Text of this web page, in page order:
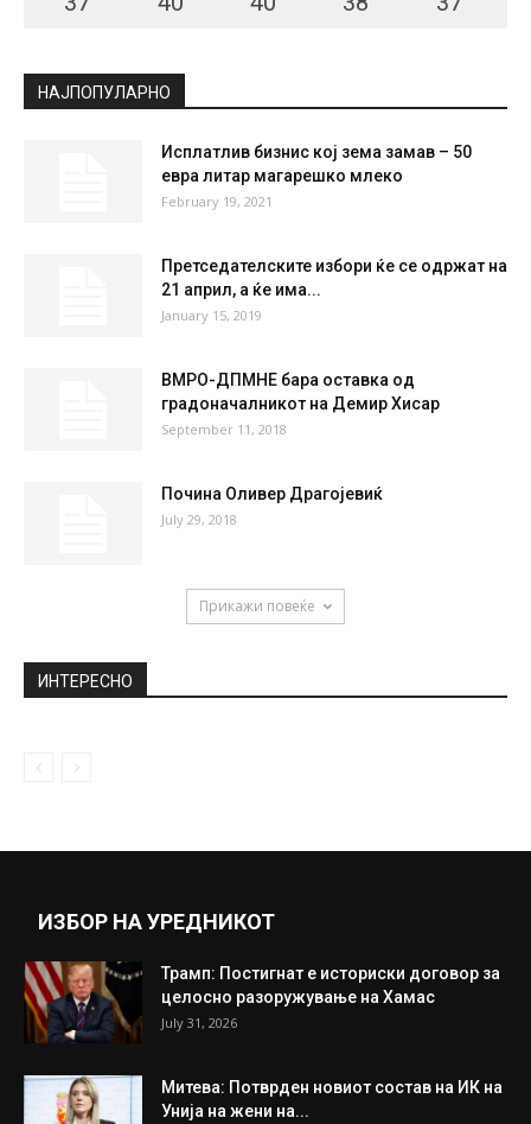
НАЈПОПУЛАРНО
Исплатлив бизнис кој зема замав – 50
евра литар магарешко млеко
February 19, 2021
Претседателските избори ќе се одржат на
21 април, а ќе има...
January 15, 2019
ВМРО-ДПМНЕ бара оставка од
градоначалникот на Демир Хисар
September 11, 2018
Почина Оливер Драгојевиќ
July 29, 2018
Прикажи повеќе
ИНТЕРЕСНО
ИЗБОР НА УРЕДНИКОТ
Трамп: Постигнат е историски договор за
целосно разоружување на Хамас
July 31, 2026
Митева: Потврден новиот состав на ИК на
Унија на жени на...